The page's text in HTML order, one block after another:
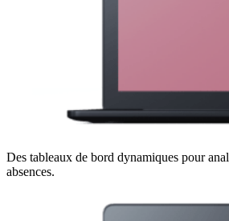
Des tableaux de bord dynamiques pour
absences.